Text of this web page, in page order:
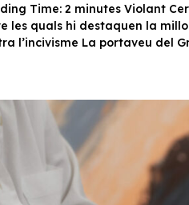
Time: 2 minutes Violant
les quals hi destaquen la
l’incivisme La portaveu del